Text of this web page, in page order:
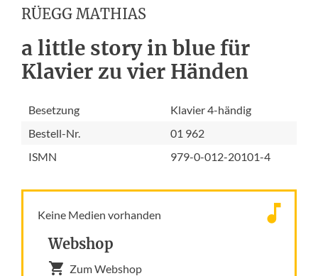
RÜEGG MATHIAS
a little story in blue für
Klavier zu vier Händen
Besetzung
Klavier 4-händig
Bestell-Nr.
01 962
ISMN
979-0-012-20101-4
Keine Medien vorhanden
Webshop
Zum Webshop